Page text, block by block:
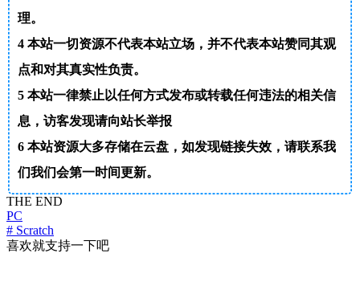
理。
4本站一切资源不代表本站立场，并不代表本站赞同其观
点和对其真实性负责。
5本站一律禁止以任何方式发布或转载任何违法的相关信
息，访客发现请向站长举报
6本站资源大多存储在云盘，如发现链接失效，请联系我
们我们会第一时间更新。
THE END
PC
# Scratch
喜欢就支持一下吧